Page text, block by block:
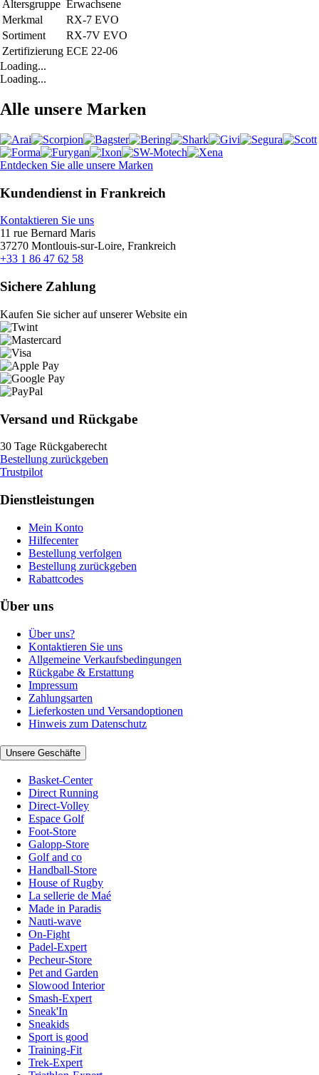
Altersgruppe Erwachsene
Merkmal
RX-7 EVO
Sortiment
RX-7V EVO
Zertifizierung ECE 22-06
Loading...
Loading...
Alle unsere Marken
Entdecken Sie alle unsere Marken
Kundendienst in Frankreich
Kontaktieren Sie uns
11 rue Bernard Maris
37270 Montlouis-sur-Loire, Frankreich
+33 1 86 47 62 58
Sichere Zahlung
Kaufen Sie sicher auf unserer Website ein
Versand und Rückgabe
30 Tage Rückgaberecht
Bestellung zurückgeben
Trustpilot
Dienstleistungen
Mein Konto
Hilfecenter
Bestellung verfolgen
Bestellung zurückgeben
Rabattcodes
Über uns
Über uns?
Kontaktieren Sie uns
Allgemeine Verkaufsbedingungen
Rückgabe & Erstattung
Impressum
Zahlungsarten
Lieferkosten und Versandoptionen
Hinweis zum Datenschutz
Unsere Geschäfte
Basket-Center
Direct Running
Direct-Volley
Espace Golf
Foot-Store
Galopp-Store
Golf and co
Handball-Store
House of Rugby
La sellerie de Maé
Made in Paradis
Nauti-wave
On-Fight
Padel-Expert
Pecheur-Store
Pet and Garden
Slowood Interior
Smash-Expert
Sneak'In
Sneakids
Sport is good
Training-Fit
Trek-Expert